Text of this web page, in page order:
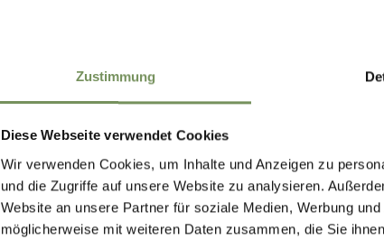
Zustimmung
Diese Webseite verwendet Cookies
Wir verwenden Cookies, um Inhalte und Anzeigen zu
und die Zugriffe auf unsere Website zu analysieren.
Website an unsere Partner für soziale Medien, Werbung
möglicherweise mit weiteren Daten zusammen, die Sie